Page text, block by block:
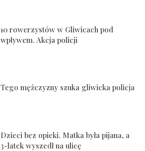
10 rowerzystów w Gliwicach pod
wpływem. Akcja policji
Tego mężczyzny szuka gliwicka policja
Dzieci bez opieki. Matka była pijana, a
3-latek wyszedł na ulicę